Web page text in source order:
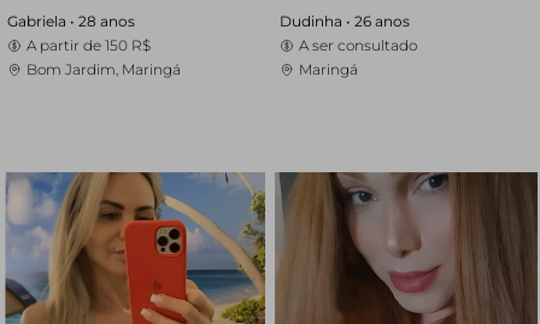
Gabriela • 28 anos
A partir de 150 R$
Bom Jardim, Maringá
Dudinha • 26 anos
A ser consultado
Maringá